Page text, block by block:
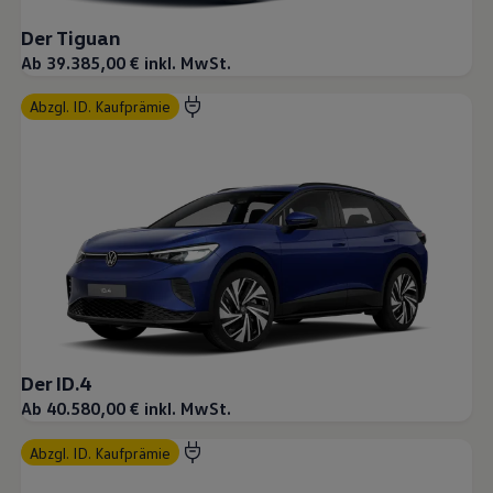
Der Tiguan
Ab 39.385,00 € inkl. MwSt.
abzgl. ID. Kaufprämie
Der ID.4
Ab 40.580,00 € inkl. MwSt.
abzgl. ID. Kaufprämie